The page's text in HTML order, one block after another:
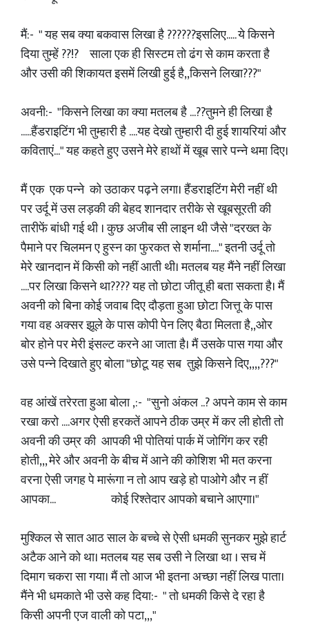
मैं:- " यह सब क्या बकवास लिखा है ??????इसलिए..... ये किसने
दिया तुम्हें ??!? साला एक ही सिस्टम तो ढंग से काम करता है
और उसी की शिकायत इसमें लिखी हुई है,,किसने लिखा???"
अवनी:- "किसने लिखा का क्या मतलब है ...??तुमने ही लिखा है
.....हैंडराइटिंग भी तुम्हारी है ....यह देखो तुम्हारी दी हुई शायरियां और
कविताएं..." यह कहते हुए उसने मेरे हाथों में खूब सारे पन्ने थमा दिए।
मैं एक एक पन्ने को उठाकर पढ़ने लगा। हैंडराइटिंग मेरी नहीं थी
पर उर्दू में उस लड़की की बेहद शानदार तरीके से खूबसूरती की
तारीफें बांधी गई थी । कुछ अजीब सी लाइन थी जैसे "दरख्त के
पैमाने पर चिलमन ए हुस्न का फुरकत से शर्माना...." इतनी उर्दू तो
मेरे खानदान में किसी को नहीं आती थी। मतलब यह मैंने नहीं लिखा
....पर लिखा किसने था???? यह तो छोटा जीतू ही बता सकता है। मैं
अवनी को बिना कोई जवाब दिए दौड़ता हुआ छोटा जित्तू के पास
गया वह अक्सर झूले के पास कोपी पेन लिए बैठा मिलता है,,ओर
बोर होने पर मेरी इंसल्ट करने आ जाता है। मैं उसके पास गया और
उसे पन्ने दिखाते हुए बोला "छोटू यह सब तुझे किसने दिए,,,,???"
वह आंखें तरेरता हुआ बोला ,:- "सुनो अंकल ..? अपने काम से काम
रखा करो ....अगर ऐसी हरकतें आपने ठीक उम्र में कर ली होती तो
अवनी की उम्र की आपकी भी पोतियां पार्क में जोगिंग कर रही
होती,,, मेरे और अवनी के बीच में आने की कोशिश भी मत करना
वरना ऐसी जगह पे मारूंगा न तो आप खड़े हो पाओगे और न हीं
आपका... कोई रिश्तेदार आपको बचाने आएगा।"
मुश्किल से सात आठ साल के बच्चे से ऐसी धमकी सुनकर मुझे हार्ट
अटैक आने को था। मतलब यह सब उसी ने लिखा था । सच में
दिमाग चकरा सा गया। मैं तो आज भी इतना अच्छा नहीं लिख पाता।
मैंने भी धमकाते भी उसे कह दिया:- " तो धमकी किसे दे रहा है
किसी अपनी एज वाली को पटा,,,"